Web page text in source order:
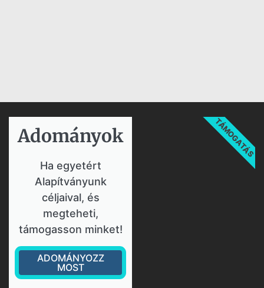
Adományok​
Ha egyetért
Alapítványunk
céljaival, és
megteheti,
támogasson minket!
ADOMÁNYOZZ
MOST
TÁMOGATÁS